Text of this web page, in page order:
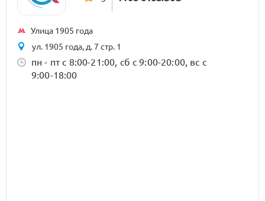
Улица 1905 года
ул. 1905 года, д. 7 стр. 1
пн - пт с 8:00-21:00, сб с 9:00-20:00, вс с
9:00-18:00